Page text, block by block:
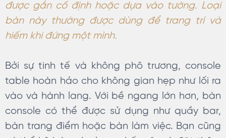
được gắn cố định hoặc dựa vào tường. Loại
bàn này thường được dùng để trang trí và
hiếm khi đứng một mình.
Bởi sự tinh tế và không phô trương, console
table hoàn hảo cho không gian hẹp như lối ra
vào và hành lang. Với bề ngang lớn hơn, bàn
console có thể được sử dụng như quầy bar,
bàn trang điểm hoặc bàn làm việc. Bạn cũng